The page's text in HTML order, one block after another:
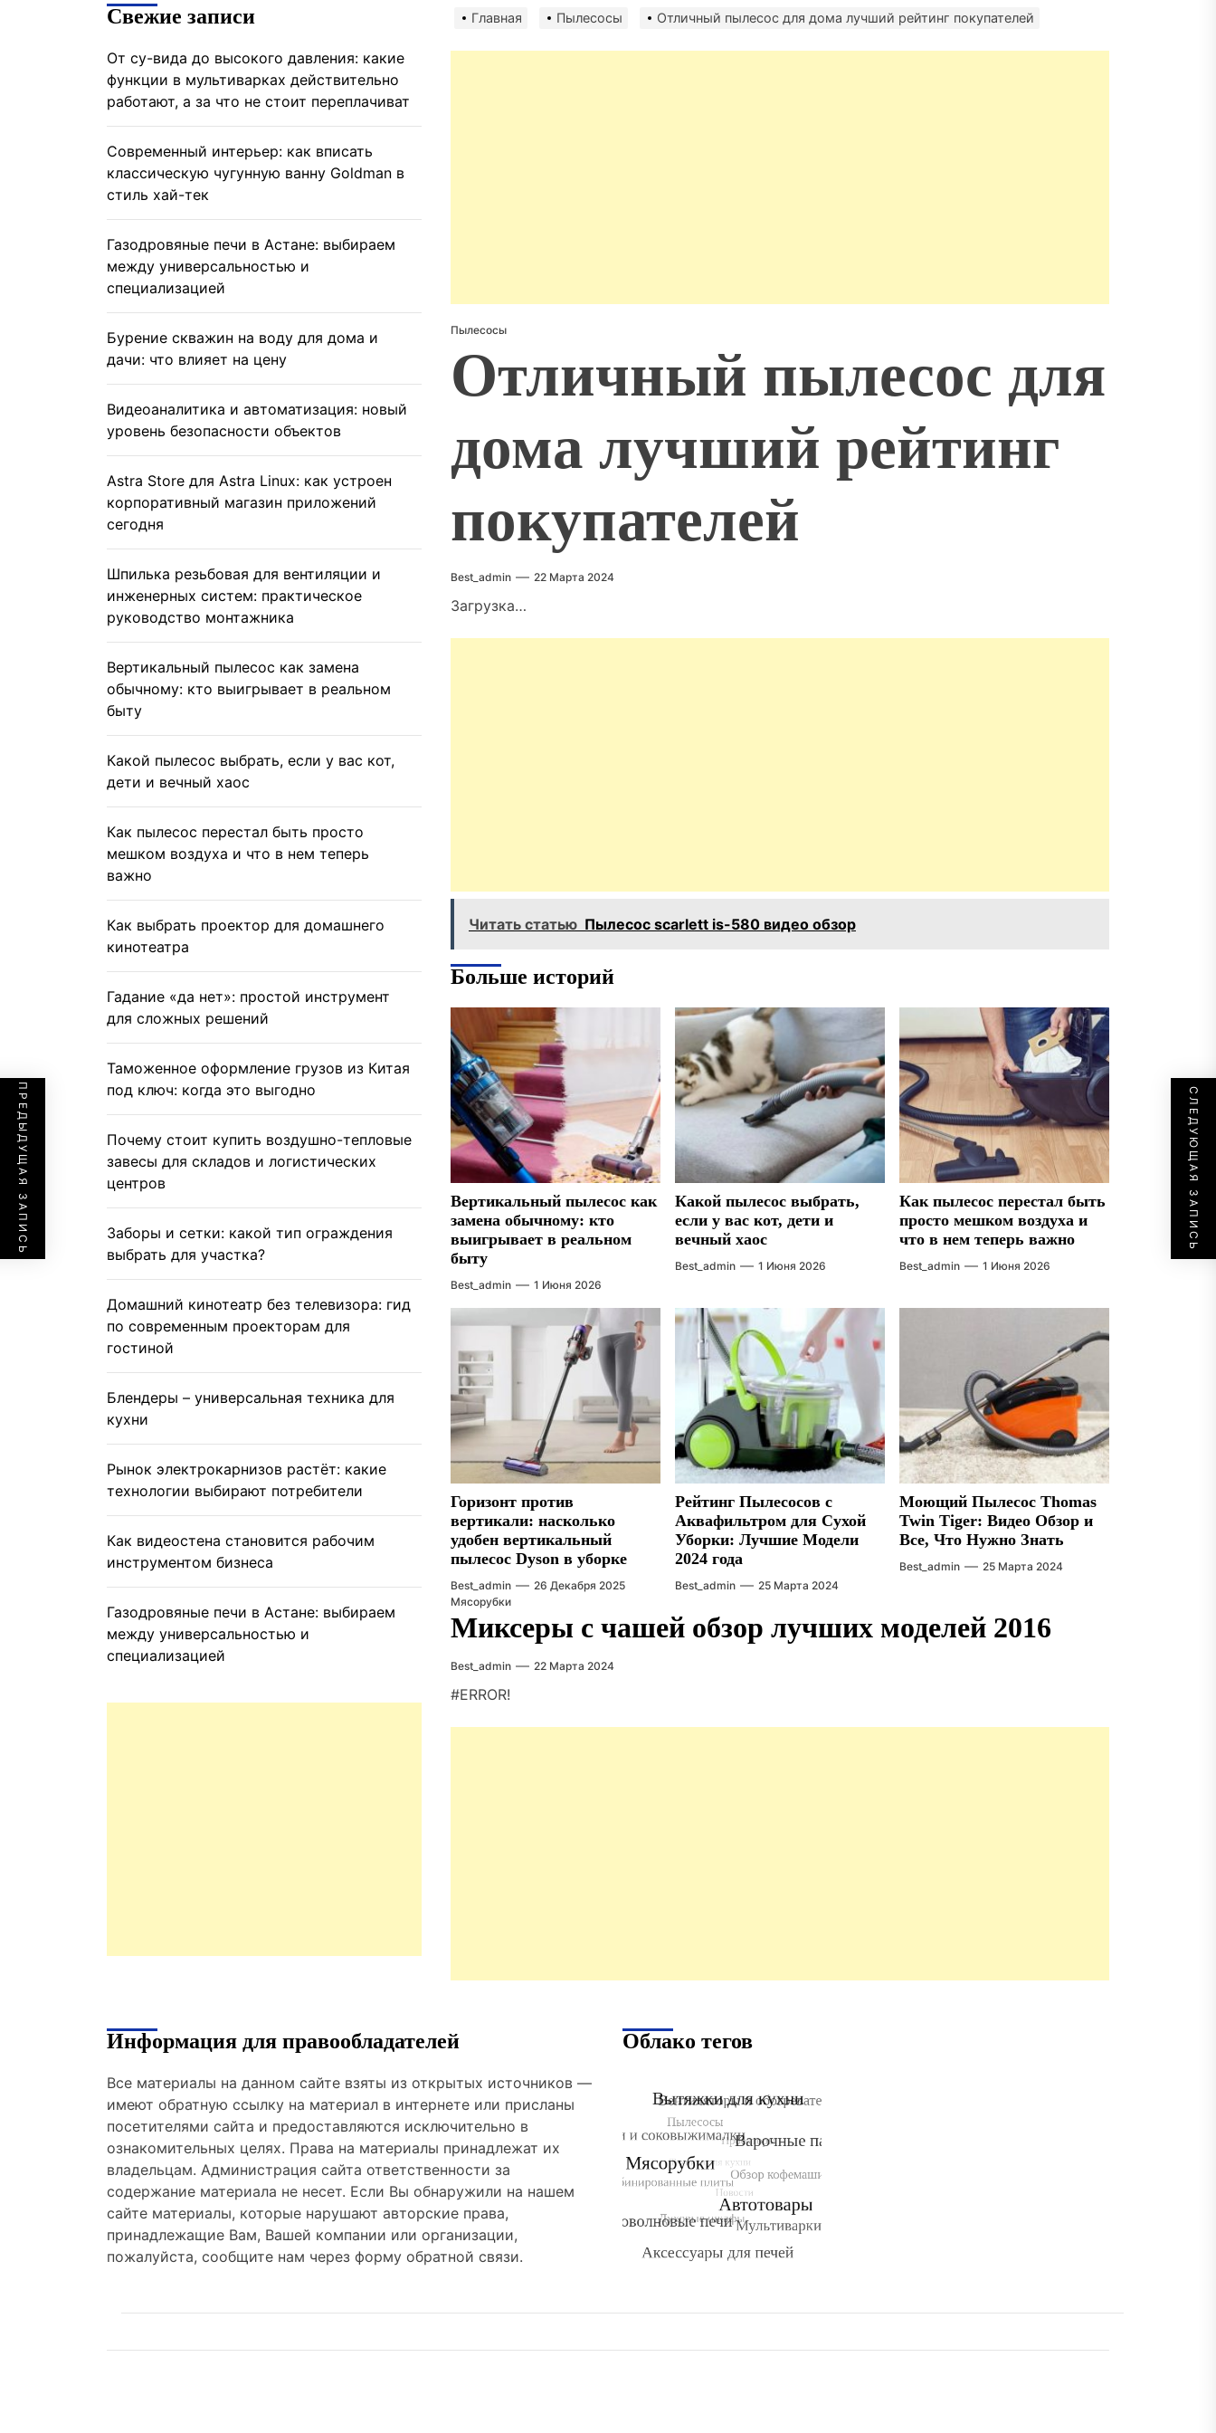
безопасности объектов
Главная Пылесосы Отличный пылесос для дома лучший рейтинг покупателей
Пылесосы
Отличный пылесос для
дома лучший рейтинг
покупателей
Best_admin 22 Марта 2024
Загрузка…
Читать статью Пылесос scarlett is-580 видео обзор
ПРЕДЫДУЩАЯ ЗАПИСЬ СЛЕДУЮЩАЯ ЗАПИСЬ
Больше историй
Вертикальный пылесос как
замена обычному: кто
выигрывает в реальном
быту
Best_admin 1 Июня 2026
Какой пылесос выбрать,
если у вас кот, дети и
вечный хаос
Best_admin 1 Июня 2026
Как пылесос перестал быть
просто мешком воздуха и
что в нем теперь важно
Best_admin 1 Июня 2026
Горизонт против
вертикали: насколько
удобен вертикальный
пылесос Dyson в уборке
Best_admin 26 Декабря 2025
Рейтинг Пылесосов с
Аквафильтром для Сухой
Уборки: Лучшие Модели
2024 года
Best_admin 25 Марта 2024
Моющий Пылесос Thomas
Twin Tiger: Видео Обзор и
Все, Что Нужно Знать
Best_admin 25 Марта 2024
Мясорубки
Миксеры с чашей обзор лучших моделей 2016
Best_admin 22 Марта 2024
#ERROR!
Свежие записи
От су-вида до высокого давления: какие
функции в мультиварках действительно
работают, а за что не стоит переплачиват
Современный интерьер: как вписать
классическую чугунную ванну Goldman в
стиль хай-тек
Газодровяные печи в Астане: выбираем
между универсальностью и
специализацией
Бурение скважин на воду для дома и
дачи: что влияет на цену
Видеоаналитика и автоматизация: новый
уровень безопасности объектов
Astra Store для Astra Linux: как устроен
корпоративный магазин приложений
сегодня
Шпилька резьбовая для вентиляции и
инженерных систем: практическое
руководство монтажника
Вертикальный пылесос как замена
обычному: кто выигрывает в реальном
быту
Какой пылесос выбрать, если у вас кот,
дети и вечный хаос
Как пылесос перестал быть просто
мешком воздуха и что в нем теперь
важно
Как выбрать проектор для домашнего
кинотеатра
Гадание «да нет»: простой инструмент
для сложных решений
Таможенное оформление грузов из Китая
под ключ: когда это выгодно
Почему стоит купить воздушно-тепловые
завесы для складов и логистических
центров
Заборы и сетки: какой тип ограждения
выбрать для участка?
Домашний кинотеатр без телевизора: гид
по современным проекторам для
гостиной
Блендеры – универсальная техника для
кухни
Рынок электрокарнизов растёт: какие
технологии выбирают потребители
Как видеостена становится рабочим
инструментом бизнеса
Газодровяные печи в Астане: выбираем
между универсальностью и
специализацией
Информация для правообладателей
Все материалы на данном сайте взяты из открытых источников —
имеют обратную ссылку на материал в интернете или присланы
посетителями сайта и предоставляются исключительно в
ознакомительных целях. Права на материалы принадлежат их
владельцам. Администрация сайта ответственности за
содержание материала не несет. Если Вы обнаружили на нашем
сайте материалы, которые нарушают авторские права,
принадлежащие Вам, Вашей компании или организации,
пожалуйста, сообщите нам через форму обратной связи.
Облако тегов